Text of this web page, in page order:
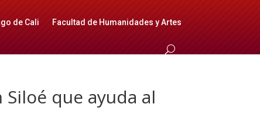
de Cali Facultad de Humanidades y Artes
que ayuda al